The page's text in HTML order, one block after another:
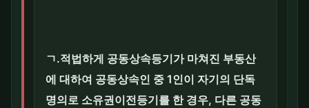
ㄱ.적법하게 공동상속등기가 마쳐진 부동산
에 대하여 공동상속인 중 1인이 자기의 단독
명의로 소유권이전등기를 한 경우, 다른 공동